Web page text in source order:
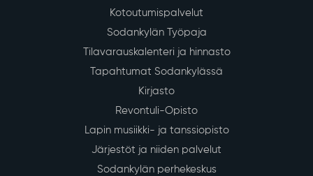
Kotoutumispalvelut
Sodankylän Työpaja
Tilavarauskalenteri ja hinnasto
Tapahtumat Sodankylässä
Kirjasto
Revontuli-Opisto
Lapin musiikki- ja tanssiopisto
Järjestöt ja niiden palvelut
Sodankylän perhekeskus